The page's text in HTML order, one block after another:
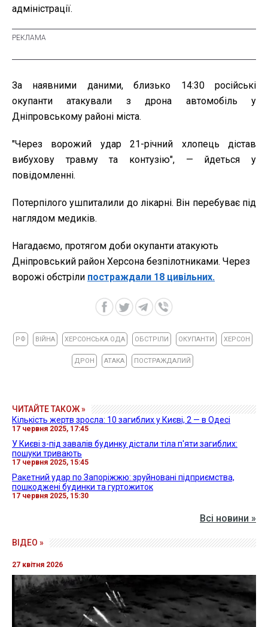
адміністрації.
За наявними даними, близько 14:30 російські
окупанти атакували з дрона автомобіль у
Дніпровському районі міста.
"Через ворожий удар 21-річний хлопець дістав
вибухову травму та контузію", — йдеться у
повідомленні.
Потерпілого ушпиталили до лікарні. Він перебуває під
наглядом медиків.
Нагадаємо, протягом доби окупанти атакують
Дніпровський район Херсона безпілотниками. Через
ворожі обстріли постраждали 18 цивільних.
РФ ВІЙНА ХЕРСОНСЬКА ОДА ОБСТРІЛИ ОКУПАНТИ ХЕРСОН
ДРОН АТАКА ПОСТРАЖДАЛИЙ
ЧИТАЙТЕ ТАКОЖ »
Кількість жертв зросла: 10 загиблих у Києві, 2 — в Одесі
17 червня 2025, 17:45
У Києві з-під завалів будинку дістали тіла п'яти загиблих:
пошуки тривають
17 червня 2025, 15:45
Ракетний удар по Запоріжжю: зруйновані підприємства,
пошкоджені будинки та гуртожиток
17 червня 2025, 15:30
Всі новини »
ВІДЕО »
27 квітня 2026